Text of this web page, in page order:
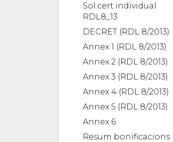
Sol.cert.individual
RDL8_13
DECRET (RDL 8/2013)
Annex 1 (RDL 8/2013)
Annex 2 (RDL 8/2013)
Annex 3 (RDL 8/2013)
Annex 4 (RDL 8/2013)
Annex 5 (RDL 8/2013)
Annex 6
Resum bonificacions